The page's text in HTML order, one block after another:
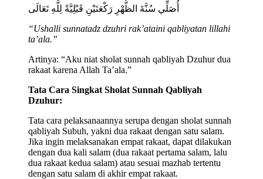
أُصَلِّي سُنَّةَ الظُّهْرِ رَكْعَتَيْنِ قَبْلِيَّةً لِلَّهِ تَعَالَى
“Ushalli sunnatadz dzuhri rak’ataini qabliyatan lillahi
ta’ala.”
Artinya: “Aku niat sholat sunnah qabliyah Dzuhur dua
rakaat karena Allah Ta’ala.”
Tata Cara Singkat Sholat Sunnah Qabliyah
Dzuhur:
Tata cara pelaksanaannya serupa dengan sholat sunnah
qabliyah Subuh, yakni dua rakaat dengan satu salam.
Jika ingin melaksanakan empat rakaat, dapat dilakukan
dengan dua kali salam (dua rakaat pertama salam, lalu
dua rakaat kedua salam) atau sesuai mazhab tertentu
dengan satu salam di akhir empat rakaat.